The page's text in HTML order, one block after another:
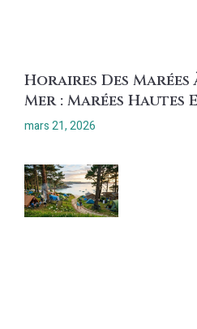
Horaires Des Marées
Mer : Marées Hautes
mars 21, 2026